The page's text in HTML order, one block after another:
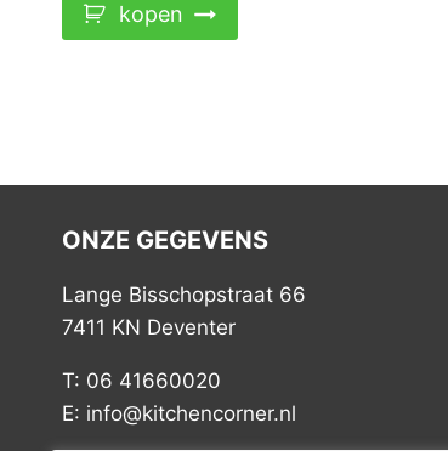
kopen
ONZE GEGEVENS
Lange Bisschopstraat 66
7411 KN Deventer
T: 06 41660020
E: info@kitchencorner.nl